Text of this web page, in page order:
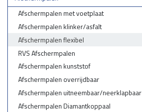
Afschermpalen met voetplaat
Afschermpalen klinker/asfalt
Afschermpalen flexibel
RVS Afschermpalen
Afschermpalen kunststof
Afschermpalen overrijdbaar
Afschermpalen uitneembaar/neerklapbaar
Afschermpalen Diamantkoppaal